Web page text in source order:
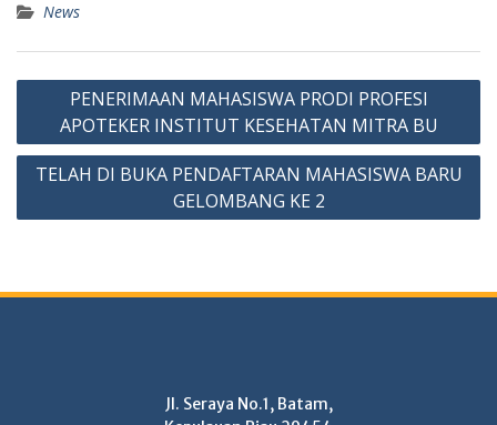
News
Post
navigation
PENERIMAAN MAHASISWA PRODI PROFESI
APOTEKER INSTITUT KESEHATAN MITRA BU
TELAH DI BUKA PENDAFTARAN MAHASISWA BARU
GELOMBANG KE 2
Jl. Seraya No.1, Batam,